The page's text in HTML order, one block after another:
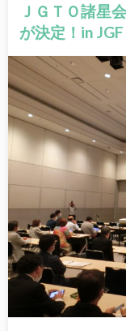
ＪＧＴＯ諸星
が決定！in